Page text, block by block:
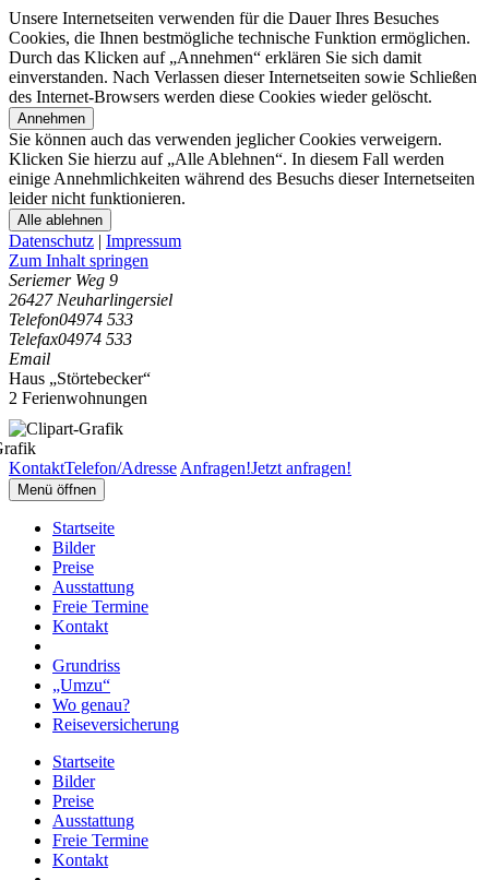
Unsere Internetseiten verwenden für die Dauer Ihres Besuches
Cookies, die Ihnen bestmögliche technische Funktion ermöglichen.
Durch das Klicken auf „Annehmen“ erklären Sie sich damit
einverstanden. Nach Verlassen dieser Internetseiten sowie Schließen
des Internet-Browsers werden diese Cookies wieder gelöscht.
Annehmen
Sie können auch das verwenden jeglicher Cookies verweigern.
Klicken Sie hierzu auf „Alle Ablehnen“. In diesem Fall werden
einige Annehmlichkeiten während des Besuchs dieser Internetseiten
leider nicht funktionieren.
Alle ablehnen
Datenschutz | Impressum
Zum Inhalt springen
Seriemer Weg 9
26427 Neuharlingersiel
Telefon04974 533
Telefax04974 533
Email
Haus „Störtebecker“
2 Ferienwohnungen
KontaktTelefon/Adresse Anfragen!Jetzt anfragen!
Menü öffnen
Startseite
Bilder
Preise
Ausstattung
Freie Termine
Kontakt
Grundriss
„Umzu“
Wo genau?
Reiseversicherung
Startseite
Bilder
Preise
Ausstattung
Freie Termine
Kontakt